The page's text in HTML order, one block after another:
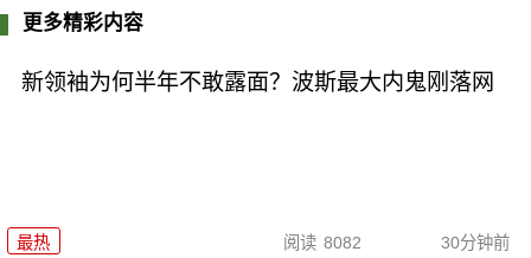
更多精彩内容
新领袖为何半年不敢露面？波斯最大内鬼刚落网
最热 阅读 8082 30分钟前